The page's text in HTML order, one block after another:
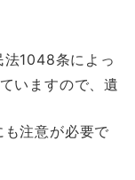
1048条によっ
いますので、遺
注意が必要で